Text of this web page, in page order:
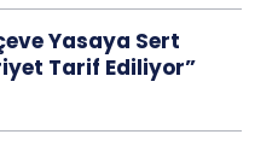
Yasaya Sert
Tarif Ediliyor”